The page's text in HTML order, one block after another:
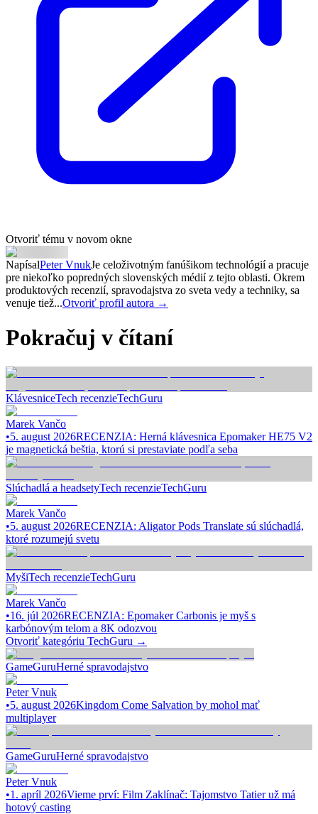
Otvoriť tému v novom okne
NapísalPeter VnukJe celoživotným fanúšikom technológií a pracuje
pre niekoľko popredných slovenských médií z tejto oblasti. Okrem
produktových recenzií, spravodajstva zo sveta vedy a techniky, sa
venuje tiež...Otvoriť profil autora →
Pokračuj v čítaní
KlávesniceTech recenzieTechGuru
Marek Vančo
•5. august 2026RECENZIA: Herná klávesnica Epomaker HE75 V2
je magnetická beštia, ktorú si prestaviate podľa seba
Slúchadlá a headsetyTech recenzieTechGuru
Marek Vančo
•5. august 2026RECENZIA: Aligator Pods Translate sú slúchadlá,
ktoré rozumejú svetu
MyšiTech recenzieTechGuru
Marek Vančo
•16. júl 2026RECENZIA: Epomaker Carbonis je myš s
karbónovým telom a 8K odozvou
Otvoriť kategóriu TechGuru →
GameGuruHerné spravodajstvo
Peter Vnuk
•5. august 2026Kingdom Come Salvation by mohol mať
multiplayer
GameGuruHerné spravodajstvo
Peter Vnuk
•1. apríl 2026Vieme prví: Film Zaklínač: Tajomstvo Tatier už má
hotový casting